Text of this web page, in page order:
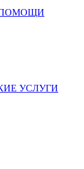
УСЛУГИ